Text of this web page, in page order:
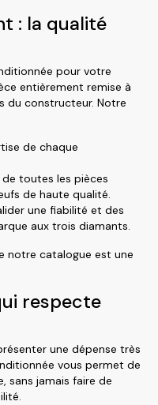
: la qualité
pour votre
entièrement remise à
du constructeur. Notre
de chaque
toutes les pièces
de haute qualité.
une fiabilité et des
aux trois diamants.
notre catalogue est une
respecte
une dépense très
vous permet de
sans jamais faire de